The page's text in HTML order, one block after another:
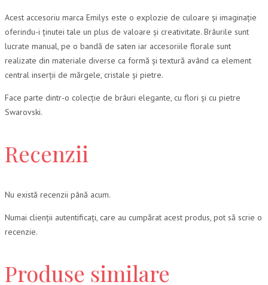
Acest accesoriu marca Emilys este o explozie de culoare și imaginație
oferindu-i ținutei tale un plus de valoare și creativitate. Brâurile sunt
lucrate manual, pe o bandă de saten iar accesoriile florale sunt
realizate din materiale diverse ca formă și textură având ca element
central inserții de mărgele, cristale și pietre.
Face parte dintr-o colecție de brâuri elegante, cu flori și cu pietre
Swarovski.
Recenzii
Nu există recenzii până acum.
Numai clienții autentificați, care au cumpărat acest produs, pot să scrie o
recenzie.
Produse similare